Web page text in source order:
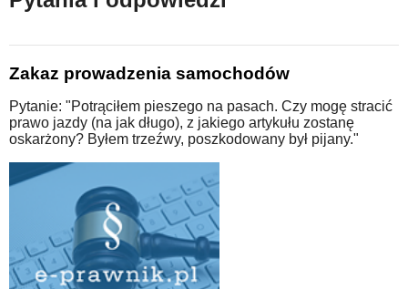
Zakaz prowadzenia samochodów
Pytanie: "Potrąciłem pieszego na pasach. Czy mogę stracić
prawo jazdy (na jak długo), z jakiego artykułu zostanę
oskarżony? Byłem trzeźwy, poszkodowany był pijany."